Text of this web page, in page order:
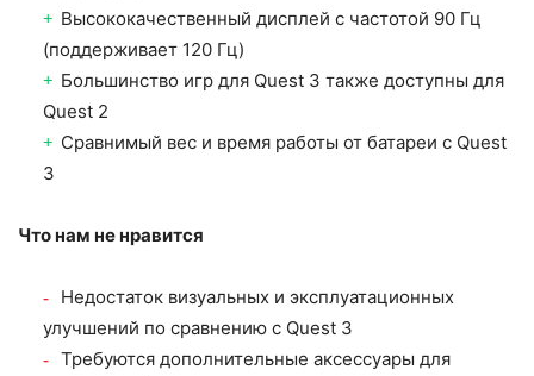
Высококачественный дисплей с частотой 90 Гц
(поддерживает 120 Гц)
Большинство игр для Quest 3 также доступны для
Quest 2
Сравнимый вес и время работы от батареи с Quest
3
Что нам не нравится
Недостаток визуальных и эксплуатационных
улучшений по сравнению с Quest 3
Требуются дополнительные аксессуары для